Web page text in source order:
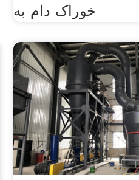
خوراک دام به